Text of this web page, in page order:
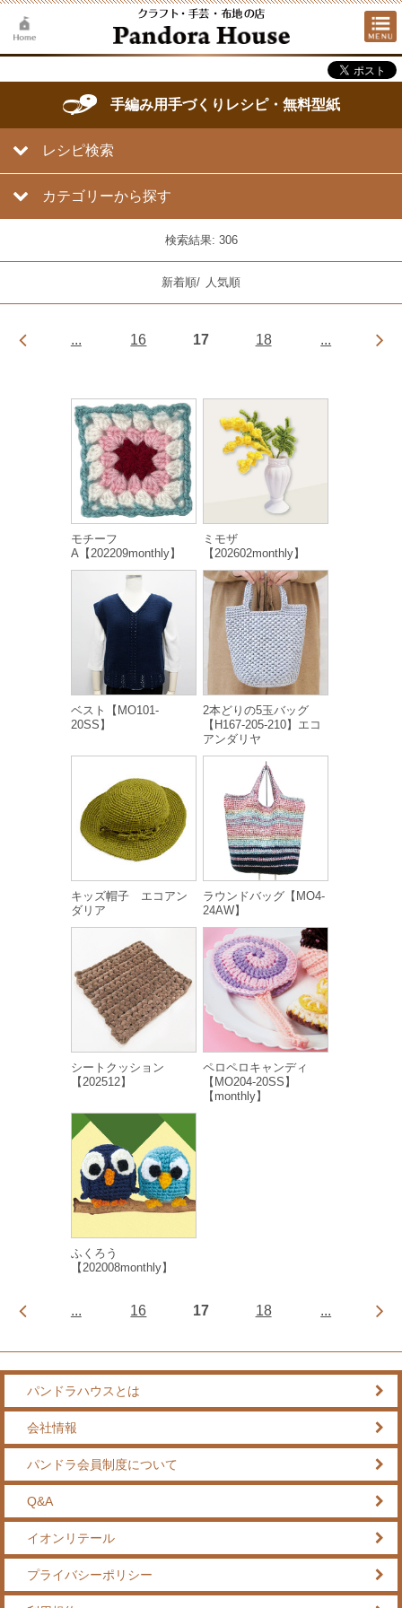
手編み用手づくりレシピ・無料型紙
レシピ検索
カテゴリーから探す
検索結果: 306
新着順/ 人気順
... 16 17 18 ...
モチーフ
A【202209monthly】
ミモザ
【202602monthly】
ベスト【MO101-
20SS】
2本どりの5玉バッグ
【H167-205-210】エコ
アンダリヤ
キッズ帽子 エコアン
ダリア
ラウンドバッグ【MO4-
24AW】
シートクッション
【202512】
ペロペロキャンディ
【MO204-20SS】
【monthly】
ふくろう
【202008monthly】
... 16 17 18 ...
パンドラハウスとは
会社情報
パンドラ会員制度について
Q&A
イオンリテール
プライバシーポリシー